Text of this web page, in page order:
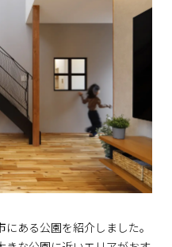
ある公園を紹介しました。